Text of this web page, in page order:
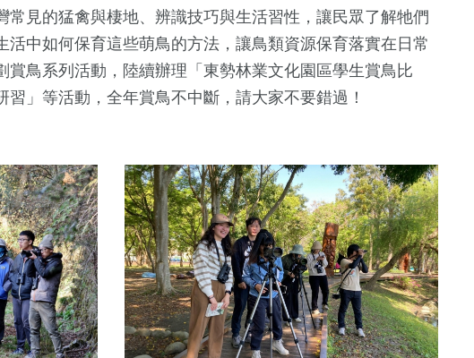
常見的猛禽與棲地、辨識技巧與生活習性，讓民眾了解牠們
活中如何保育這些萌鳥的方法，讓鳥類資源保育落實在日常
賞鳥系列活動，陸續辦理「東勢林業文化園區學生賞鳥比
」等活動，全年賞鳥不中斷，請大家不要錯過！